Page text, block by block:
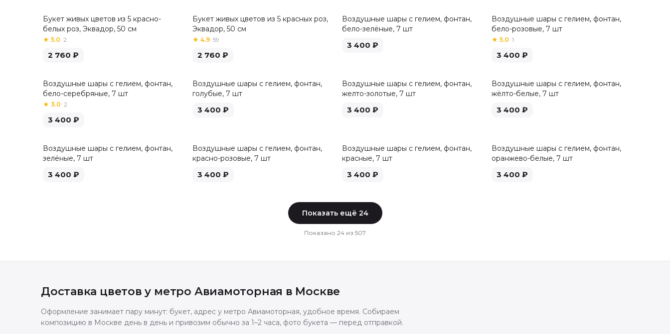
Букет живых цветов из 5 красно-
белых роз, Эквадор, 50 см
★ 5.0· 2
2 760 ₽
Хит
Букет живых цветов из 5 красных роз,
Эквадор, 50 см
★ 4.9· 59
2 760 ₽
Воздушные шары с гелием, фонтан,
бело-зелёные, 7 шт
3 400 ₽
Воздушные шары с гелием, фонтан,
бело-розовые, 7 шт
★ 5.0· 1
3 400 ₽
Воздушные шары с гелием, фонтан,
бело-серебряные, 7 шт
★ 3.0· 2
3 400 ₽
Воздушные шары с гелием, фонтан,
голубые, 7 шт
3 400 ₽
Воздушные шары с гелием, фонтан,
желто-золотые, 7 шт
3 400 ₽
Воздушные шары с гелием, фонтан,
жёлто-белые, 7 шт
3 400 ₽
Воздушные шары с гелием, фонтан,
зелёные, 7 шт
3 400 ₽
Воздушные шары с гелием, фонтан,
красно-розовые, 7 шт
3 400 ₽
Воздушные шары с гелием, фонтан,
красные, 7 шт
3 400 ₽
Воздушные шары с гелием, фонтан,
оранжево-белые, 7 шт
3 400 ₽
Показать ещё 24
Показано 24 из 507
Доставка цветову метро Авиамоторная в Москве
Оформление занимает пару минут: букет, адрес у метро Авиамоторная, удобное время. Собираем
композицию в Москве день в день и привозим обычно за 1–2 часа, фото букета — перед отправкой.